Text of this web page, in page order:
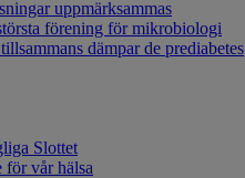
uppmärksammas
förening för mikrobiologi
dämpar de prediabetes
Slottet
för vår hälsa